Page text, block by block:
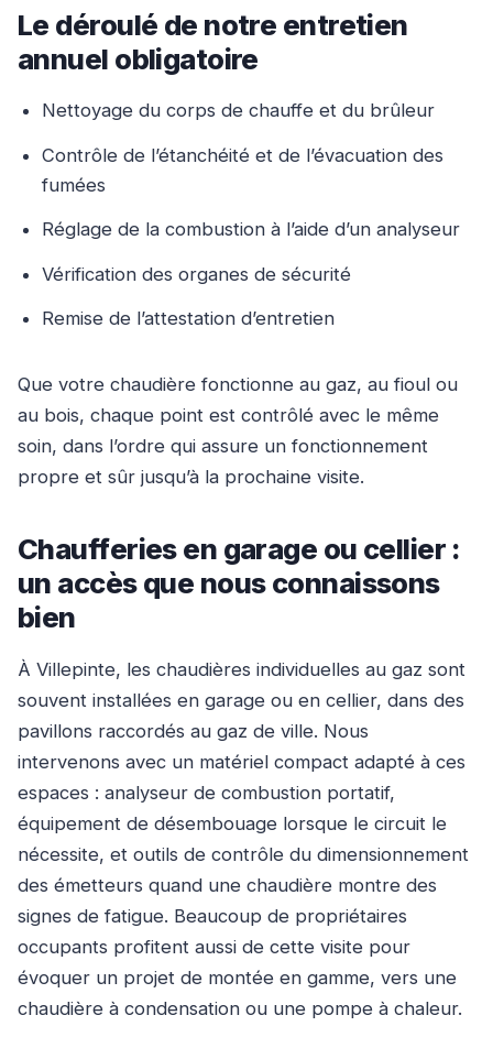
Le déroulé de notre entretien
annuel obligatoire
Nettoyage du corps de chauffe et du brûleur
Contrôle de l’étanchéité et de l’évacuation des
fumées
Réglage de la combustion à l’aide d’un analyseur
Vérification des organes de sécurité
Remise de l’attestation d’entretien
Que votre chaudière fonctionne au gaz, au fioul ou
au bois, chaque point est contrôlé avec le même
soin, dans l’ordre qui assure un fonctionnement
propre et sûr jusqu’à la prochaine visite.
Chaufferies en garage ou cellier :
un accès que nous connaissons
bien
À Villepinte, les chaudières individuelles au gaz sont
souvent installées en garage ou en cellier, dans des
pavillons raccordés au gaz de ville. Nous
intervenons avec un matériel compact adapté à ces
espaces : analyseur de combustion portatif,
équipement de désembouage lorsque le circuit le
nécessite, et outils de contrôle du dimensionnement
des émetteurs quand une chaudière montre des
signes de fatigue. Beaucoup de propriétaires
occupants profitent aussi de cette visite pour
évoquer un projet de montée en gamme, vers une
chaudière à condensation ou une pompe à chaleur.